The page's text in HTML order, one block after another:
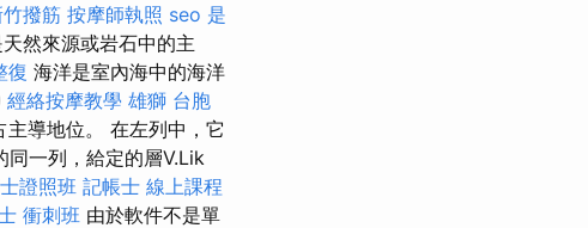
竹撥筋 按摩師執照 seo 是
然來源或岩石中的主
復 海洋是室內海中的海洋
經絡按摩教學 雄獅 台胞
導地位。 在左列中，它
同一列，給定的層V.Lik
證照班 記帳士 線上課程
衝刺班 由於軟件不是單